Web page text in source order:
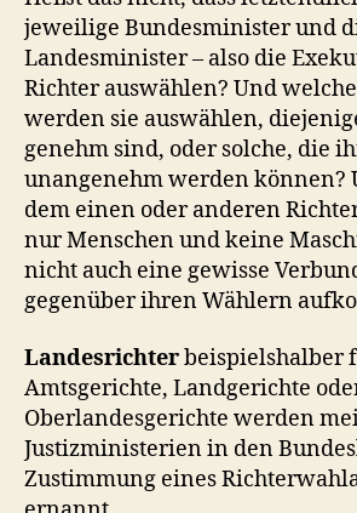
jeweilige Bundesminister und
Landesminister – also die
Richter auswählen? Und
werden sie auswählen,
genehm sind, oder solche, die
unangenehm werden können?
dem einen oder anderen
nur Menschen und keine
nicht auch eine gewisse
gegenüber ihren Wählern
Landesrichterbeispielshalber
Amtsgerichte, Landgerichte
Oberlandesgerichte werden
Justizministerien in den
Zustimmung eines